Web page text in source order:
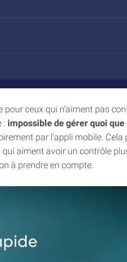
pour ceux qui n’aiment pas
: impossible de gérer quoi que
par l’appli mobile.
aiment avoir un contrôle
à prendre en compte.